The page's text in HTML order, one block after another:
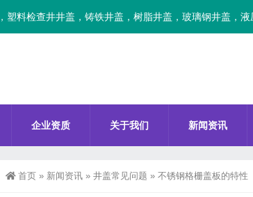
塑料检查井井盖，铸铁井盖，树脂井盖，玻璃钢井盖，
企业资质 关于我们 新闻资讯
首页 » 新闻资讯 » 井盖常见问题 » 不锈钢格栅盖板的特性